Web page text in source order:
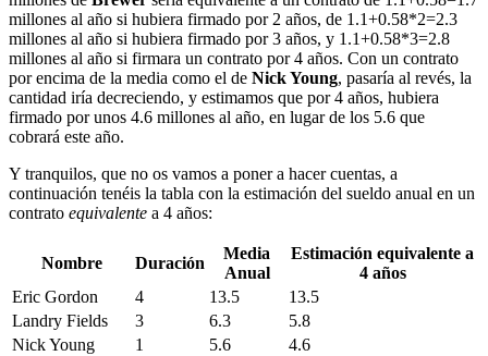
millones al año si hubiera firmado por 2 años, de 1.1+0.58*2=2.3
millones al año si hubiera firmado por 3 años, y 1.1+0.58*3=2.8
millones al año si firmara un contrato por 4 años. Con un contrato
por encima de la media como el de Nick Young, pasaría al revés, la
cantidad iría decreciendo, y estimamos que por 4 años, hubiera
firmado por unos 4.6 millones al año, en lugar de los 5.6 que
cobrará este año.
Y tranquilos, que no os vamos a poner a hacer cuentas, a
continuación tenéis la tabla con la estimación del sueldo anual en un
contrato equivalente a 4 años:
Nombre Duración
Media
Anual
Estimación equivalente a
4 años
Eric Gordon
4 13.5
13.5
Landry Fields
3 6.3
5.8
Nick Young
1 5.6
4.6